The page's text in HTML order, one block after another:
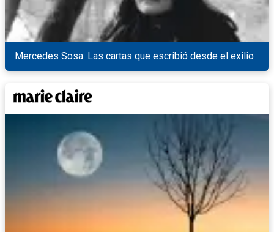
Mercedes Sosa: Las cartas que escribió desde el exilio